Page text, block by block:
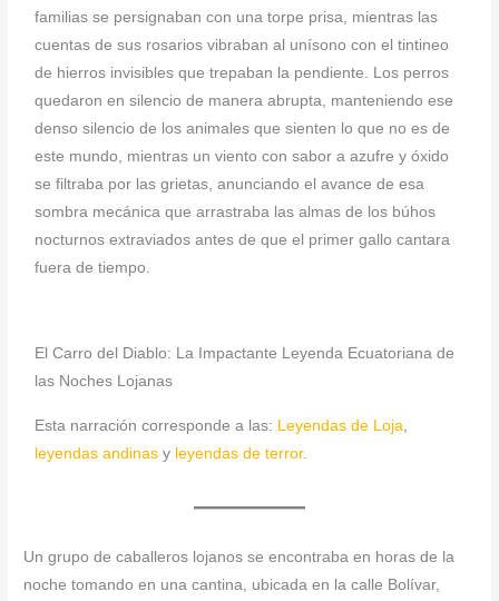
familias se persignaban con una torpe prisa, mientras las
cuentas de sus rosarios vibraban al unísono con el tintineo
de hierros invisibles que trepaban la pendiente. Los perros
quedaron en silencio de manera abrupta, manteniendo ese
denso silencio de los animales que sienten lo que no es de
este mundo, mientras un viento con sabor a azufre y óxido
se filtraba por las grietas, anunciando el avance de esa
sombra mecánica que arrastraba las almas de los búhos
nocturnos extraviados antes de que el primer gallo cantara
fuera de tiempo.
El Carro del Diablo: La Impactante Leyenda Ecuatoriana de
las Noches Lojanas
Esta narración corresponde a las: Leyendas de Loja,
leyendas andinas y leyendas de terror.
Un grupo de caballeros lojanos se encontraba en horas de la
noche tomando en una cantina, ubicada en la calle Bolívar,